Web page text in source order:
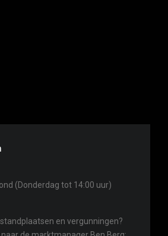
(Donderdag tot 14:00 uur)
en vergunningen?